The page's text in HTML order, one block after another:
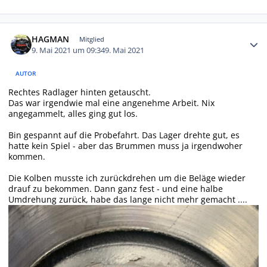
HAGMAN Mitglied
9. Mai 2021 um 09:349. Mai 2021
AUTOR
Rechtes Radlager hinten getauscht.
Das war irgendwie mal eine angenehme Arbeit. Nix
angegammelt, alles ging gut los.
Bin gespannt auf die Probefahrt. Das Lager drehte gut, es
hatte kein Spiel - aber das Brummen muss ja irgendwoher
kommen.
Die Kolben musste ich zurückdrehen um die Beläge wieder
drauf zu bekommen. Dann ganz fest - und eine halbe
Umdrehung zurück, habe das lange nicht mehr gemacht ....